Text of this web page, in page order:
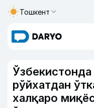
Тошкент
рўйхатдан
халқаро